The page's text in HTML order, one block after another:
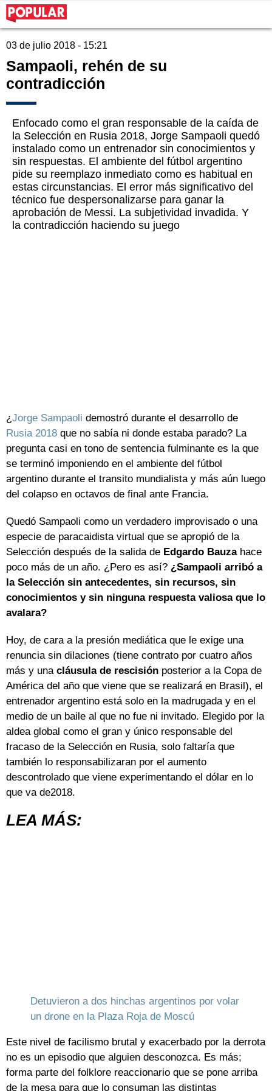
03 de julio 2018 - 15:21
Sampaoli, rehén de su
contradicción
Enfocado como el gran responsable de la caída de
la Selección en Rusia 2018, Jorge Sampaoli quedó
instalado como un entrenador sin conocimientos y
sin respuestas. El ambiente del fútbol argentino
pide su reemplazo inmediato como es habitual en
estas circunstancias. El error más significativo del
técnico fue despersonalizarse para ganar la
aprobación de Messi. La subjetividad invadida. Y
la contradicción haciendo su juego
¿Jorge Sampaoli demostró durante el desarrollo de
Rusia 2018 que no sabía ni donde estaba parado? La
pregunta casi en tono de sentencia fulminante es la que
se terminó imponiendo en el ambiente del fútbol
argentino durante el transito mundialista y más aún luego
del colapso en octavos de final ante Francia.
Quedó Sampaoli como un verdadero improvisado o una
especie de paracaidista virtual que se apropió de la
Selección después de la salida de Edgardo Bauzahace
poco más de un año. ¿Pero es así? ¿Sampaoli arribó a
la Selección sin antecedentes, sin recursos, sin
conocimientos y sin ninguna respuesta valiosa que lo
avalara?
Hoy, de cara a la presión mediática que le exige una
renuncia sin dilaciones (tiene contrato por cuatro años
más y una cláusula de rescisión posterior a la Copa de
América del año que viene que se realizará en Brasil), el
entrenador argentino está solo en la madrugada y en el
medio de un baile al que no fue ni invitado. Elegido por la
aldea global como el gran y único responsable del
fracaso de la Selección en Rusia, solo faltaría que
también lo responsabilizaran por el aumento
descontrolado que viene experimentando el dólar en lo
que va de2018.
LEA MÁS:
Detuvieron a dos hinchas argentinos por volar
un drone en la Plaza Roja de Moscú
Este nivel de facilismo brutal y exacerbado por la derrota
no es un episodio que alguien desconozca. Es más;
forma parte del folklore reaccionario que se pone arriba
de la mesa para que lo consuman las distintas